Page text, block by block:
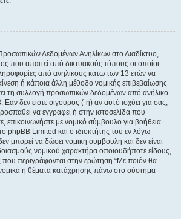
Δεδομένων Ανηλίκων στο Διαδίκτυο,
που απαιτεί από δικτυακούς τόπους οι οποίοι
από ανηλίκους κάτω των 13 ετών να
ή κάποια άλλη μέθοδο νομικής επιβεβαίωσης
τη συλλογή προσωπικών δεδομένων από ανήλικο
Εάν δεν είστε σίγουρος (-η) αν αυτό ισχύει για σας,
να εγγραφεί ή στην ιστοσελίδα που
επικοινωνήστε με νομικό σύμβουλο για βοήθεια.
phpBB Limited και ο ιδιοκτήτης του εν λόγω
μπορεί να δώσει νομική συμβουλή και δεν είναι
νομικού χαρακτήρα οποιουδήποτε είδους,
που περιγράφονται στην ερώτηση “Με ποιόν θα
ή θέματα κατάχρησης πάνω στο σύστημα